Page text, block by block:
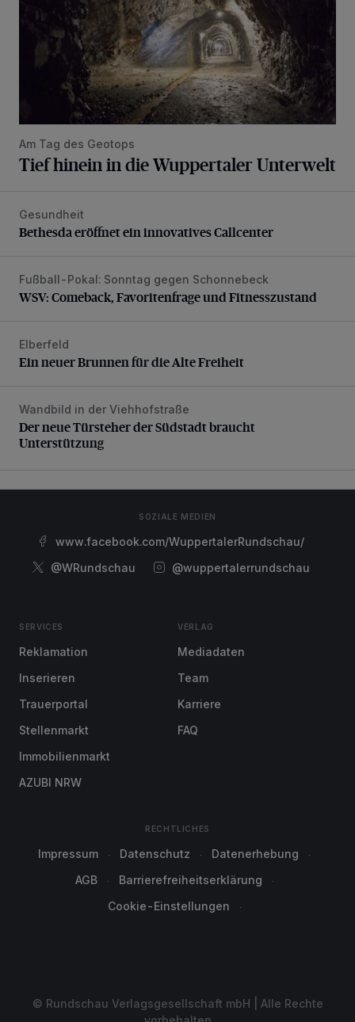
Am Tag des Geotops
Tief hinein in die Wuppertaler Unterwelt
Bethesda eröffnet ein innovatives Callcenter
Gesundheit
Bethesda eröffnet ein innovatives Callcenter
WSV: Comeback, Favoritenfrage und Fitnesszustand
Fußball-Pokal: Sonntag gegen Schonnebeck
WSV: Comeback, Favoritenfrage und Fitnesszustand
Ein neuer Brunnen für die Alte Freiheit
Elberfeld
Ein neuer Brunnen für die Alte Freiheit
Der neue Türsteher der Südstadt braucht Unterstützung
Wandbild in der Viehhofstraße
Der neue Türsteher der Südstadt braucht
Unterstützung
SOZIALE MEDIEN
www.facebook.com/WuppertalerRundschau/
@WRundschau
@wuppertalerrundschau
SERVICES
Reklamation
Inserieren
Trauerportal
Stellenmarkt
Immobilienmarkt
AZUBI NRW
VERLAG
Mediadaten
Team
Karriere
FAQ
RECHTLICHES
Impressum Datenschutz
Datenerhebung
AGB
Barrierefreiheitserklärung
Cookie-Einstellungen
© Rundschau Verlagsgesellschaft mbH | Alle Rechte